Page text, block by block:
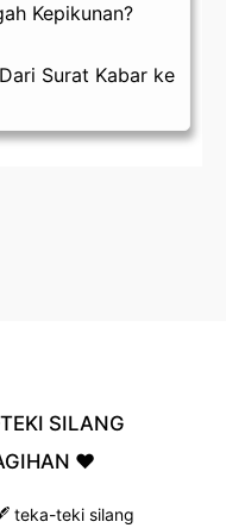
Kepikunan?
Surat Kabar ke
SILANG
❤️
teka-teki silang